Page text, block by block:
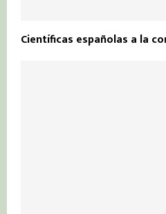
Científicas españolas a la